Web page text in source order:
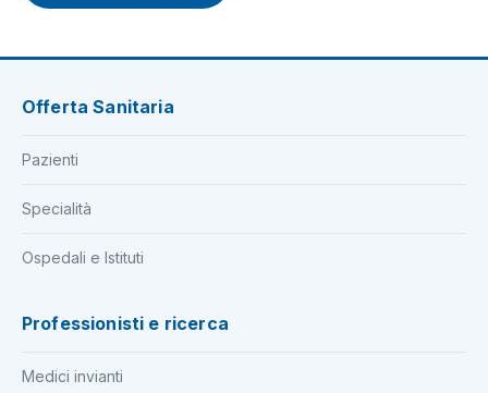
Offerta Sanitaria
Pazienti
Specialità
Ospedali e Istituti
Professionisti e ricerca
Medici invianti